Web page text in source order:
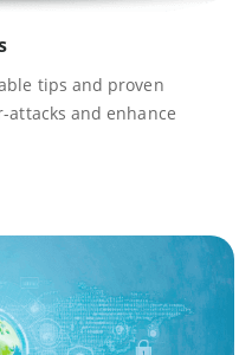
tips and proven
attacks and enhance